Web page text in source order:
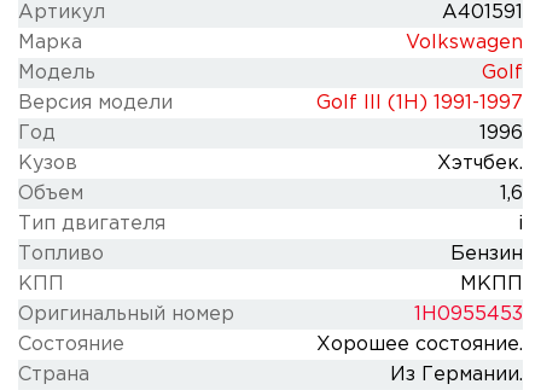
Артикул
A401591
Марка
Volkswagen
Модель
Golf
Версия модели
Golf III (1H) 1991-1997
Год
1996
Кузов
Хэтчбек.
Объем
1,6
Тип двигателя
i
Топливо
Бензин
КПП
МКПП
Оригинальный номер
1H0955453
Состояние
Хорошее состояние.
Cтрана
Из Германии.